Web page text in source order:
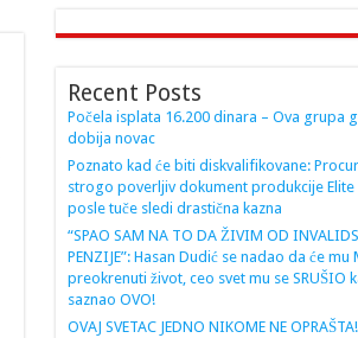
Recent Posts
Počela isplata 16.200 dinara – Ova grupa
dobija novac
Poznato kad će biti diskvalifikovane:
strogo poverljiv dokument produkcije Elite
posle tuče sledi drastična kazna
“SPAO SAM NA TO DA ŽIVIM OD
PENZIJE”: Hasan Dudić se nadao da će mu
preokrenuti život, ceo svet mu se SRUŠIO
saznao OVO!
OVAJ SVETAC JEDNO NIKOME NE